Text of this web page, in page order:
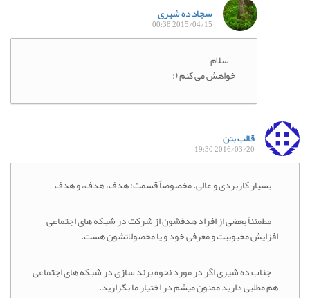
سجاد ده شیری
2015/04/15 00:38
سلام
خواهش می کنم (:
قالب بتن
2016/03/20 19:30
بسیار کاربردی و عالی. مخصوصاً قسمت: هدف، هدف، و هدف
مطمئناً بعضی از افراد هدفشون از شرکت در شبکه های اجتماعی
افزایش محبوبیت و معرفی خود و یا محصولاتشون هست.
جناب ده شیری اگر در مورد نحوه برند سازی در شبکه های اجتماعی
هم مطلبی دارید ممنون میشم در اختیار ما بگزارید.